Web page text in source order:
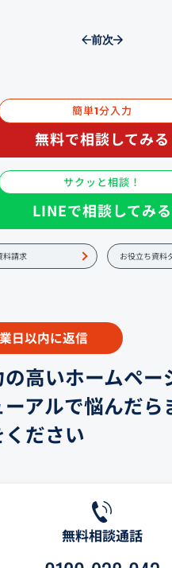
前次
簡単1分入力
無料で相談してみる
サクッと相談！
LINEで相談してみる
料請求 お役立ち資料
日以内に返信
高いホームペー
ーアルで悩んだら
ださい
無料相談通話